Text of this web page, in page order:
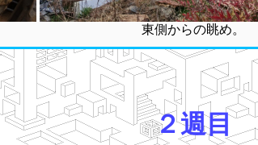
東側からの眺め。
２週目